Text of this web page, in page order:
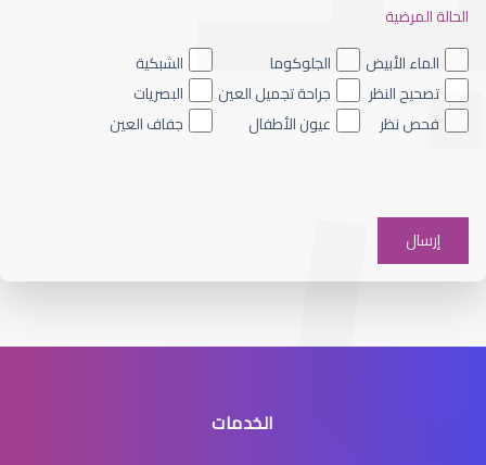
الشبكية الصباغي
انفصال الشبكية في العين
الحالة المرضية
الماء الأبيض
الجلوكوما
الشبكية
تصحيح النظر
جراحة تجميل العين
البصريات
فحص نظر
عيون الأطفال جفاف العين
الخدمات